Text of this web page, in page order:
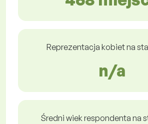
Reprezentacja kobiet na
n/a
Średni wiek respondenta na